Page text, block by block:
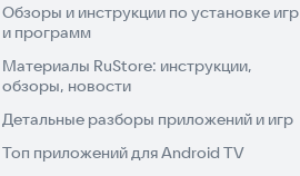
Обзоры и инструкции по установке игр
и программ
Материалы RuStore: инструкции,
обзоры, новости
Детальные разборы приложений и игр
Топ приложений для Android TV